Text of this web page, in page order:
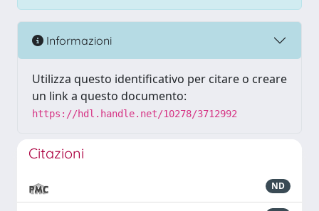
Informazioni
Utilizza questo identificativo per citare o creare
un link a questo documento:
https://hdl.handle.net/10278/3712992
Citazioni
ND